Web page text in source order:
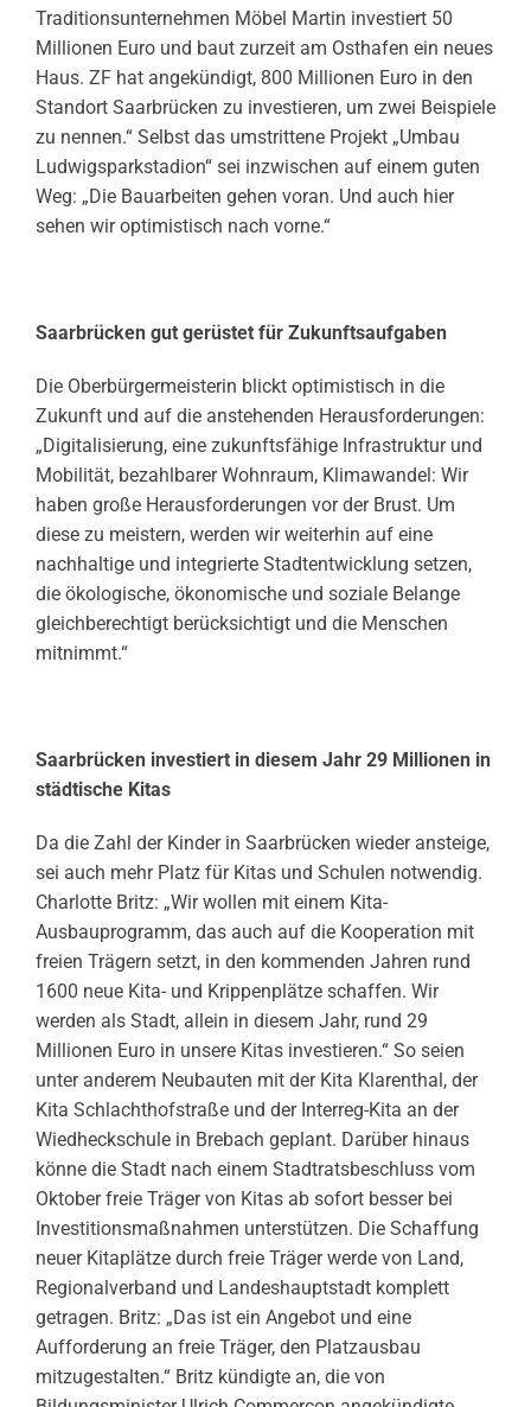
Traditionsunternehmen Möbel Martin investiert 50
Millionen Euro und baut zurzeit am Osthafen ein neues
Haus. ZF hat angekündigt, 800 Millionen Euro in den
Standort Saarbrücken zu investieren, um zwei Beispiele
zu nennen.“ Selbst das umstrittene Projekt „Umbau
Ludwigsparkstadion“ sei inzwischen auf einem guten
Weg: „Die Bauarbeiten gehen voran. Und auch hier
sehen wir optimistisch nach vorne.“
Saarbrücken gut gerüstet für Zukunftsaufgaben
Die Oberbürgermeisterin blickt optimistisch in die
Zukunft und auf die anstehenden Herausforderungen:
„Digitalisierung, eine zukunftsfähige Infrastruktur und
Mobilität, bezahlbarer Wohnraum, Klimawandel: Wir
haben große Herausforderungen vor der Brust. Um
diese zu meistern, werden wir weiterhin auf eine
nachhaltige und integrierte Stadtentwicklung setzen,
die ökologische, ökonomische und soziale Belange
gleichberechtigt berücksichtigt und die Menschen
mitnimmt.“
Saarbrücken investiert in diesem Jahr 29 Millionen in
städtische Kitas
Da die Zahl der Kinder in Saarbrücken wieder ansteige,
sei auch mehr Platz für Kitas und Schulen notwendig.
Charlotte Britz: „Wir wollen mit einem Kita-
Ausbauprogramm, das auch auf die Kooperation mit
freien Trägern setzt, in den kommenden Jahren rund
1600 neue Kita- und Krippenplätze schaffen. Wir
werden als Stadt, allein in diesem Jahr, rund 29
Millionen Euro in unsere Kitas investieren.“ So seien
unter anderem Neubauten mit der Kita Klarenthal, der
Kita Schlachthofstraße und der Interreg-Kita an der
Wiedheckschule in Brebach geplant. Darüber hinaus
könne die Stadt nach einem Stadtratsbeschluss vom
Oktober freie Träger von Kitas ab sofort besser bei
Investitionsmaßnahmen unterstützen. Die Schaffung
neuer Kitaplätze durch freie Träger werde von Land,
Regionalverband und Landeshauptstadt komplett
getragen. Britz: „Das ist ein Angebot und eine
Aufforderung an freie Träger, den Platzausbau
mitzugestalten.“ Britz kündigte an, die von